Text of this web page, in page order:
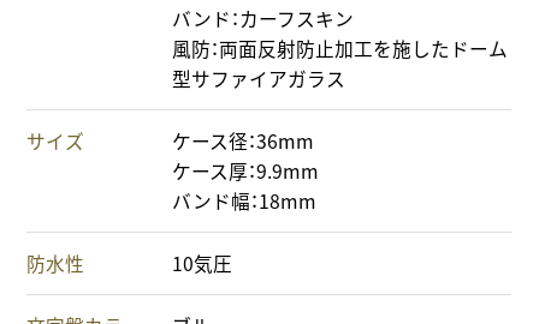
バンド：カーフスキン
風防：両面反射防止加工を施したドーム
型サファイアガラス
サイズ
ケース径：36mm
ケース厚：9.9mm
バンド幅：18mm
防水性 10気圧